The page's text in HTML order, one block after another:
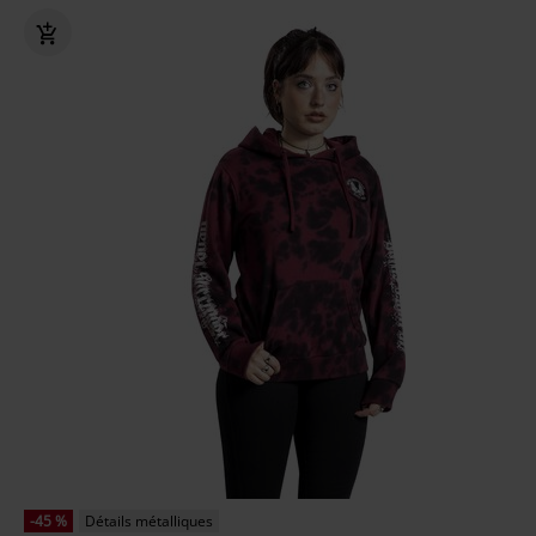
-45 % Détails métalliques